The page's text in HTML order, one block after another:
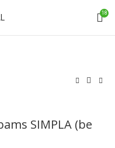
18
SIMPLA (be